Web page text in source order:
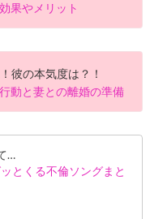
果やメリット
彼の本気度は？！
動と妻との離婚の準備
…
とくる不倫ソングまと